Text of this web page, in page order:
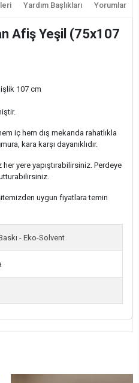
Yardım Başlıkları Yorumlar
Afiş Yeşil (75x107
107 cm
iç hem dış mekanda rahatlıkla
kara karşı dayanıklıdır.
yere yapıştırabilirsiniz. Perdeye
uygun fiyatlara temin
- Eko-Solvent